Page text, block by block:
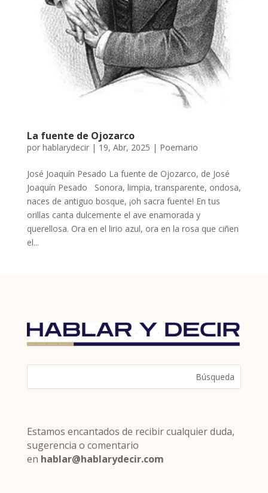
La fuente de Ojozarco
por hablarydecir| 19, Abr, 2025 | Poemario
José Joaquín Pesado La fuente de Ojozarco, de José
Joaquín Pesado Sonora, limpia, transparente, ondosa,
naces de antiguo bosque, ¡oh sacra fuente! En tus
orillas canta dulcemente el ave enamorada y
querellosa. Ora en el lirio azul, ora en la rosa que ciñen
el...
Estamos encantados de recibir cualquier duda,
sugerencia o comentario
en hablar@hablarydecir.com